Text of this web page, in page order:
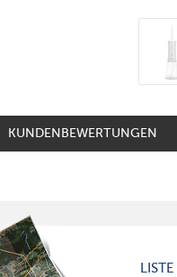
KUNDENBEWERTUNGEN